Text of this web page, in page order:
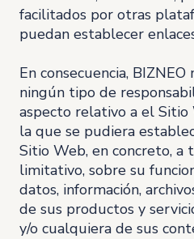
facilitados por otras
puedan establecer
En consecuencia,
ningún tipo de
aspecto relativo a el Sitio
la que se pudiera
Sitio Web, en concreto,
limitativo, sobre su
datos, información,
de sus productos y
y/o cualquiera de sus